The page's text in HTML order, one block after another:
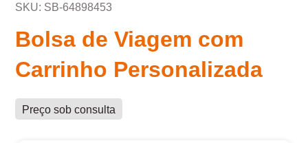
SKU: SB-64898453
Bolsa de Viagem com
Carrinho Personalizada
Preço sob consulta